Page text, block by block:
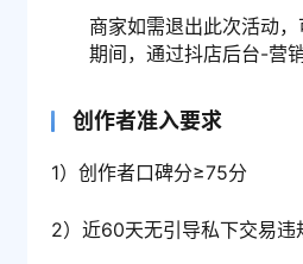
商家如需退出此次活动
期间，通过抖店后台-营
创作者准入要求
1）创作者口碑分≥75分
2）近60天无引导私下交易违